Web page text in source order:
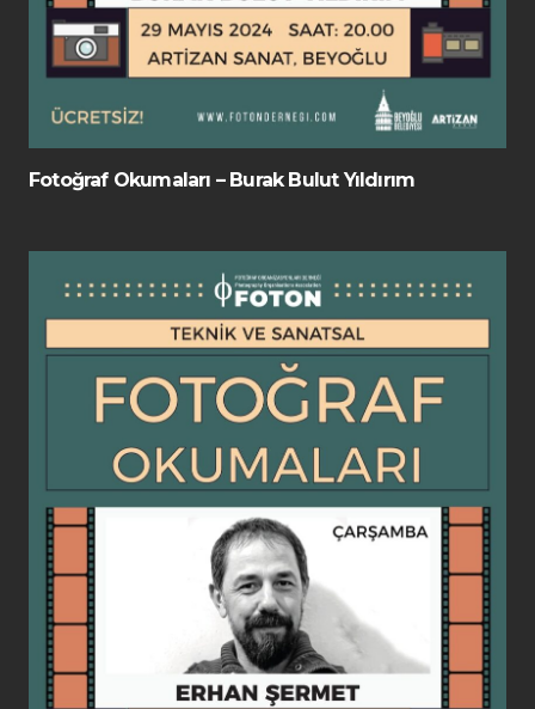
Fotoğraf Okumaları – Burak Bulut Yıldırım